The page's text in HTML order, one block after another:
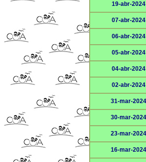
19-abr-2024
07-abr-2024
06-abr-2024
05-abr-2024
04-abr-2024
02-abr-2024
31-mar-2024
30-mar-2024
23-mar-2024
16-mar-2024